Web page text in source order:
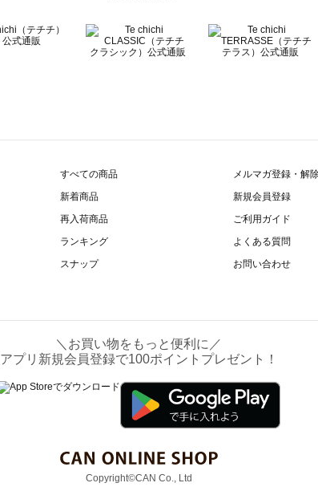
すべての商品
新着商品
再入荷商品
ランキング
スナップ
メルマガ登録・解
新規会員登録
ご利用ガイド
よくある質問
お問い合わせ
＼お買い物をもっと便利に／
アプリ新規会員登録で100ポイントプレゼント！
Copyright©CAN Co., Ltd